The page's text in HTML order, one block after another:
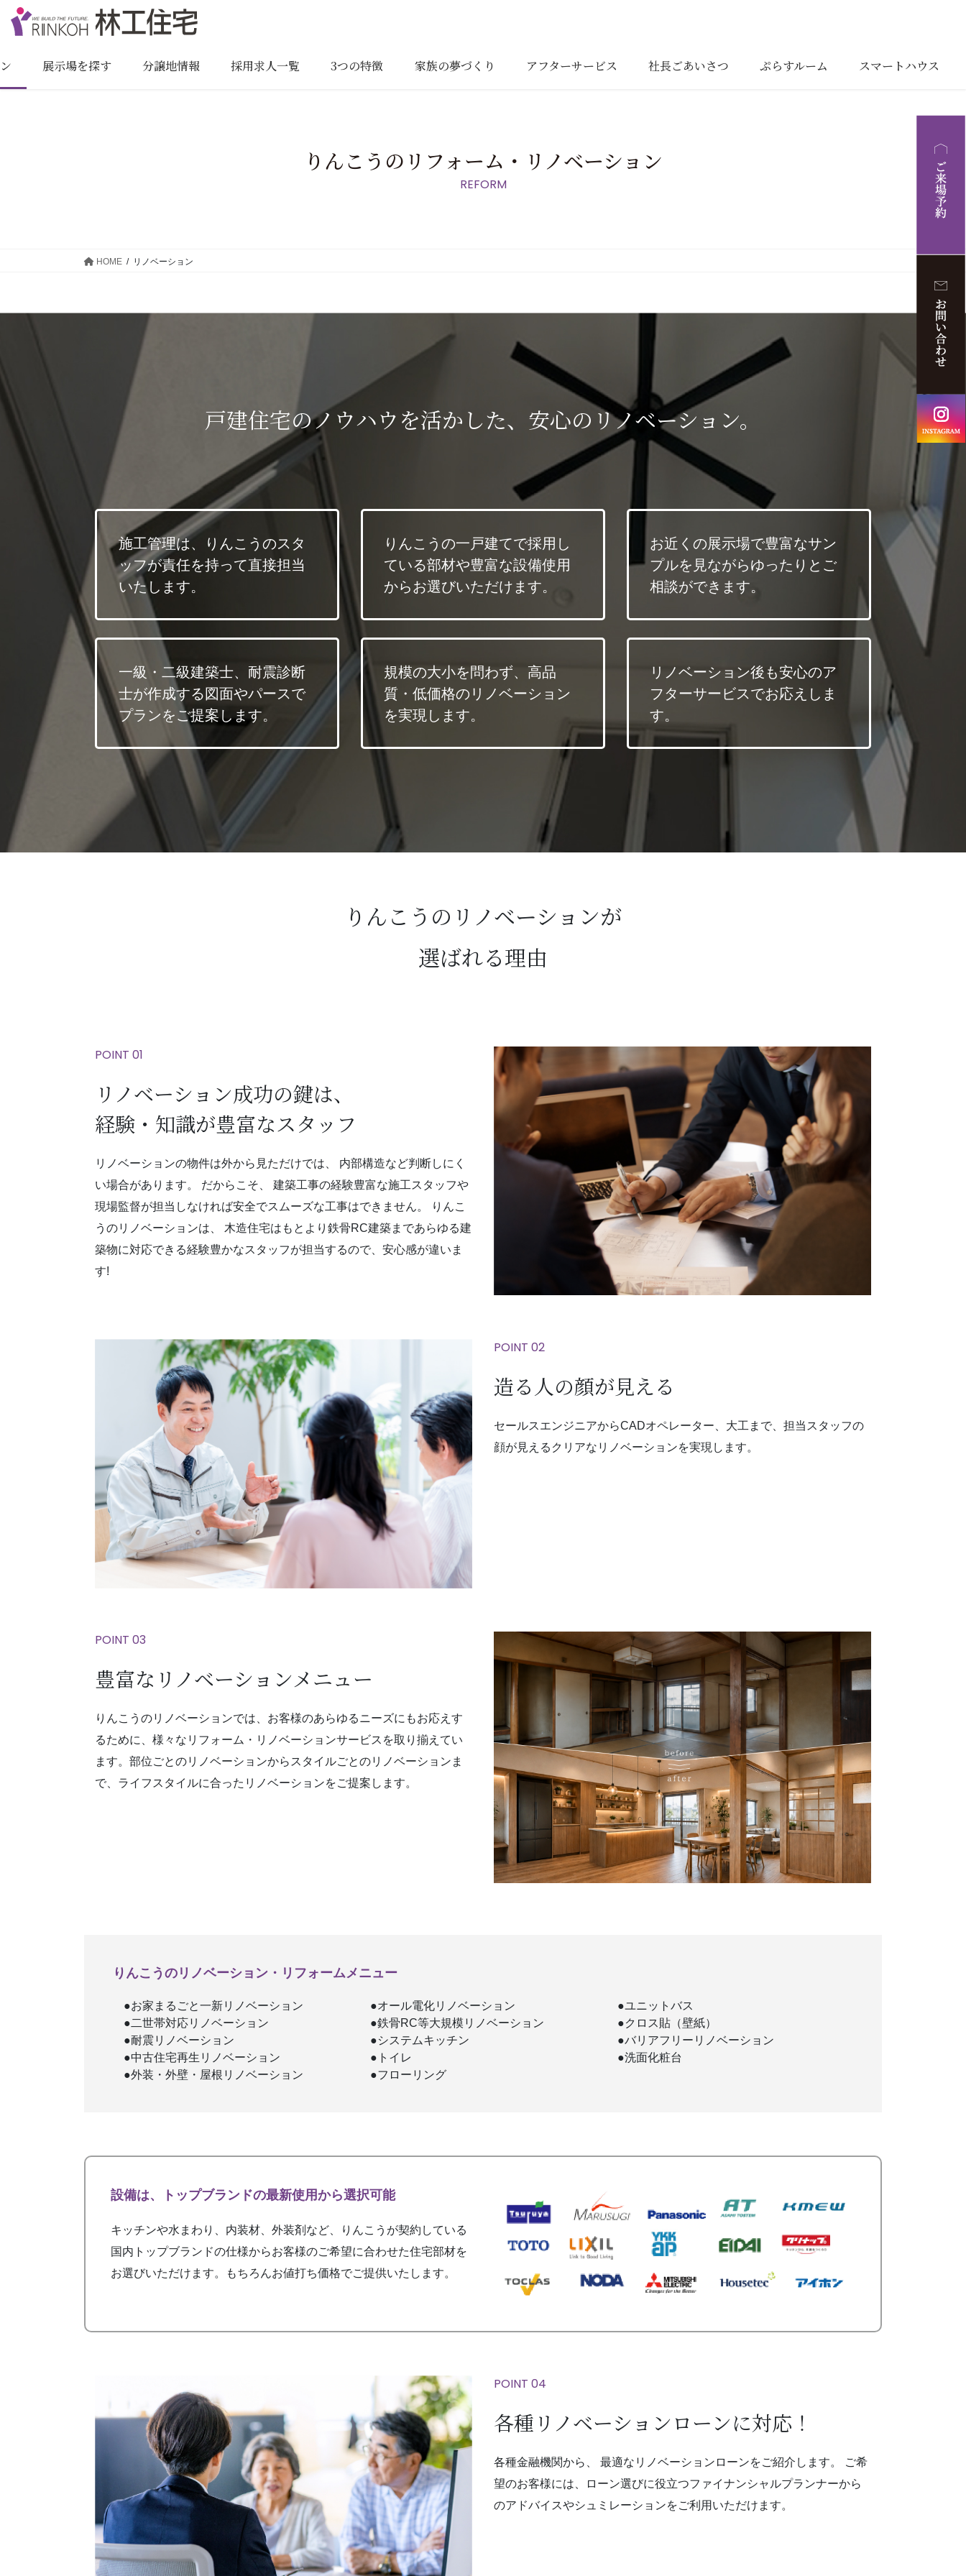
展示場を探す 分譲地情報 採用求人一覧 3つの特徴 家族の夢づくり アフターサービス 社長ごあいさつ ぷらすルーム スマートハウス
りんこうのリフォーム・リノベーション
REFORM
HOME リノベーション
戸建住宅のノウハウを活かした、安心のリノベーション。
施工管理は、りんこうのスタ
ッフが責任を持って直接担当
いたします。
りんこうの一戸建てで採用し
ている部材や豊富な設備使用
からお選びいただけます。
お近くの展示場で豊富なサン
プルを見ながらゆったりとご
相談ができます。
一級・二級建築士、耐震診断
士が作成する図面やパースで
プランをご提案します。
規模の大小を問わず、高品
質・低価格のリノベーション
を実現します。
リノベーション後も安心のア
フターサービスでお応えしま
す。
りんこうのリノベーションが
選ばれる理由
POINT 01
リノベーション成功の鍵は、
経験・知識が豊富なスタッフ
リノベーションの物件は外から見ただけでは、 内部構造など判断しにく
い場合があります。 だからこそ、 建築工事の経験豊富な施工スタッフや
現場監督が担当しなければ安全でスムーズな工事はできません。 りんこ
うのリノベーションは、 木造住宅はもとより鉄骨RC建築まであらゆる建
築物に対応できる経験豊かなスタッフが担当するので、安心感が違いま
す!
POINT 02
造る人の顔が見える
セールスエンジニアからCADオペレーター、大工まで、担当スタッフの
顔が見えるクリアなリノベーションを実現します。
POINT 03
豊富なリノベーションメニュー
りんこうのリノベーションでは、お客様のあらゆるニーズにもお応えす
るために、様々なリフォーム・リノベーションサービスを取り揃えてい
ます。部位ごとのリノベーションからスタイルごとのリノベーションま
で、ライフスタイルに合ったリノベーションをご提案します。
りんこうのリノベーション・リフォームメニュー
●お家まるごと一新リノベーション
●二世帯対応リノベーション
●耐震リノベーション
●中古住宅再生リノベーション
●外装・外壁・屋根リノベーション
●オール電化リノベーション
●鉄骨RC等大規模リノベーション
●システムキッチン
●トイレ
●フローリング
●ユニットバス
●クロス貼（壁紙）
●バリアフリーリノベーション
●洗面化粧台
設備は、トップブランドの最新使用から選択可能
キッチンや水まわり、内装材、外装剤など、りんこうが契約している
国内トップブランドの仕様からお客様のご希望に合わせた住宅部材を
お選びいただけます。もちろんお値打ち価格でご提供いたします。
POINT 04
各種リノベーションローンに対応！
各種金融機関から、 最適なリノベーションローンをご紹介します。 ご希
望のお客様には、ローン選びに役立つファイナンシャルプランナーから
のアドバイスやシュミレーションをご利用いただけます。